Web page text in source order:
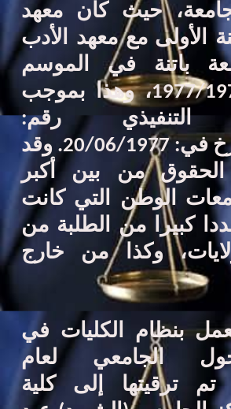
حيث كان معهد
الأولى مع معهد الأدب
باتنة في الموسم
الجامعي 1977/1978، وهذا بموجب
التنفيذي رقم:
20/06/1977.
وقد
من بين أكبر
الوطن التي كانت
ا كبيرا من الطلبة من
،وكذا من خارج
بنظام الكليات في
الجامعي لعام
1999 تم ترقيتها إلى كلية